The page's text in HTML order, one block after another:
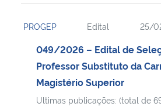
Banco Central do Brasil
PROGEP Edital 25/
049/2026 – Edital de
Professor Substituto da
Magistério Superior
Ultimas publicações: (total de